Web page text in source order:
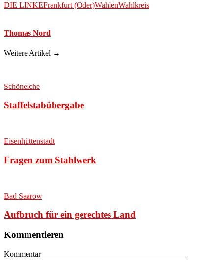
DIE LINKEFrankfurt (Oder)WahlenWahlkreis
Thomas Nord
Weitere Artikel →
Schöneiche
Staffelstabübergabe
Eisenhüttenstadt
Fragen zum Stahlwerk
Bad Saarow
Aufbruch für ein gerechtes Land
Kommentieren
Kommentar